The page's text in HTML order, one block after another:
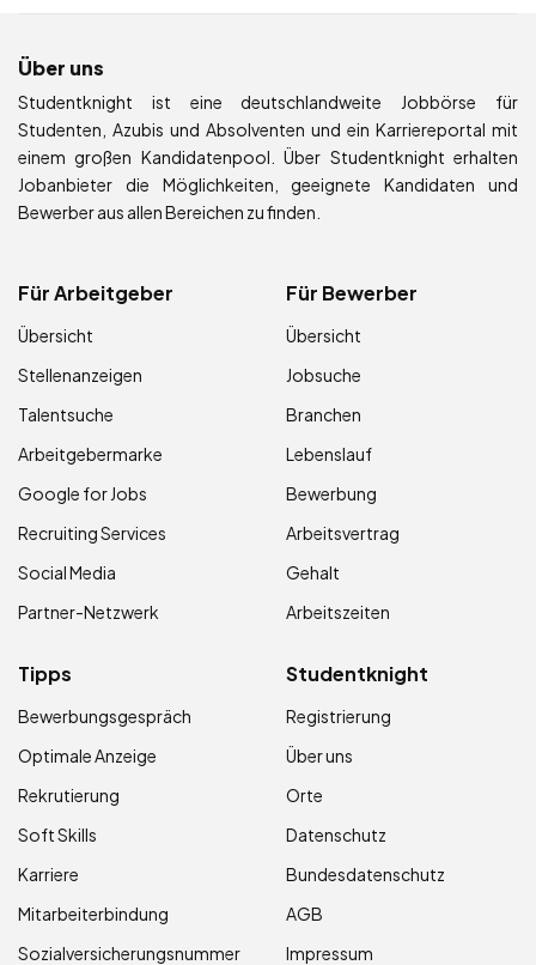
Über uns
Studentknight ist eine deutschlandweite Jobbörse für
Studenten, Azubis und Absolventen und ein Karriereportal mit
einem großen Kandidatenpool. Über Studentknight erhalten
Jobanbieter die Möglichkeiten, geeignete Kandidaten und
Bewerber aus allen Bereichen zu finden.
Für Arbeitgeber
Übersicht
Stellenanzeigen
Talentsuche
Arbeitgebermarke
Google for Jobs
Recruiting Services
Social Media
Partner-Netzwerk
Für Bewerber
Übersicht
Jobsuche
Branchen
Lebenslauf
Bewerbung
Arbeitsvertrag
Gehalt
Arbeitszeiten
Tipps
Bewerbungsgespräch
Optimale Anzeige
Rekrutierung
Soft Skills
Karriere
Mitarbeiterbindung
Sozialversicherungsnummer
Studentknight
Registrierung
Über uns
Orte
Datenschutz
Bundesdatenschutz
AGB
Impressum